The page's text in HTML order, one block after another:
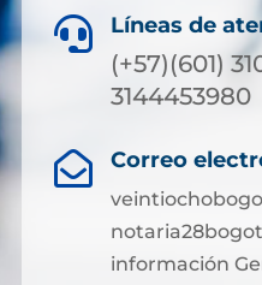
 Líneas de
(+57)(601)
3144453980
 Correo
información